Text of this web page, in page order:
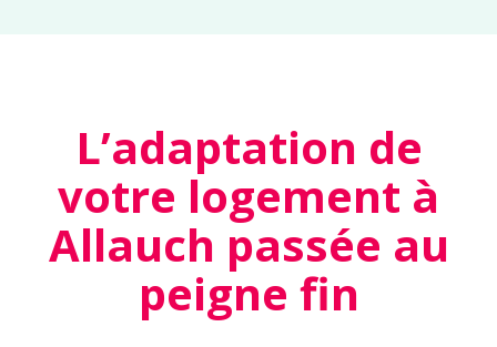
L’adaptation de
votre logement à
Allauch passée au
peigne fin